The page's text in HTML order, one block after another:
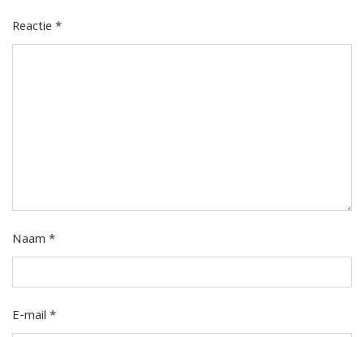
Reactie*
Naam*
E-mail*